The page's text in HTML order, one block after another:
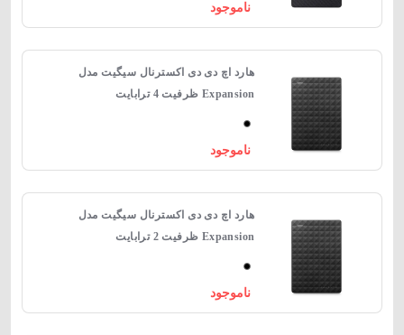
ناموجود
هارد اچ دی دی اکسترنال سیگیت مدل
Expansion ظرفیت 4 ترابایت
ناموجود
هارد اچ دی دی اکسترنال سیگیت مدل
Expansion ظرفیت 2 ترابایت
ناموجود